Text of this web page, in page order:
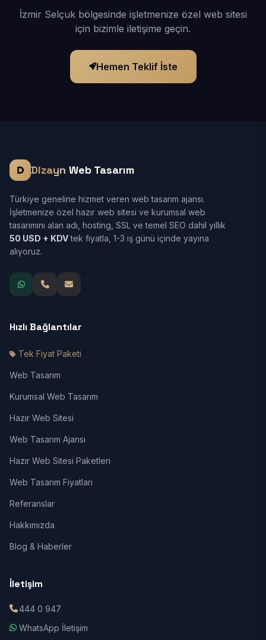
İzmir Selçuk bölgesinde işletmenize özel web sitesi
için bizimle iletişime geçin.
Hemen Teklif İste
Dizayn Web Tasarım
Türkiye geneline hizmet veren web tasarım ajansı.
İşletmenize özel hazır web sitesi ve kurumsal web
tasarımını alan adı, hosting, SSL ve temel SEO dahil yıllık
50 USD + KDVtek fiyatla, 1-3 iş günü içinde yayına
alıyoruz.
Hızlı Bağlantılar
Tek Fiyat Paketi
Web Tasarım
Kurumsal Web Tasarım
Hazır Web Sitesi
Web Tasarım Ajansı
Hazır Web Sitesi Paketleri
Web Tasarım Fiyatları
Referanslar
Hakkımızda
Blog & Haberler
İletişim
444 0 947
WhatsApp İletişim